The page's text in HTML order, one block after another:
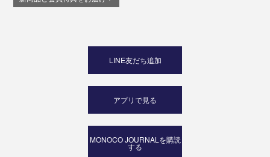
LINE友だち追加
アプリで見る
MONOCO JOURNALを購読
する